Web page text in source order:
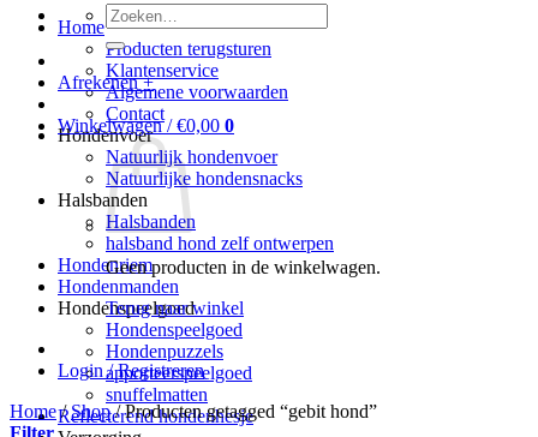
Home
Producten terugsturen
Klantenservice
Algemene voorwaarden
Contact
Hondenvoer
Natuurlijk hondenvoer
Natuurlijke hondensnacks
Halsbanden
Halsbanden
halsband hond zelf ontwerpen
Hondenriem
Hondenmanden
Hondenspeelgoed
Hondenspeelgoed
Hondenpuzzels
apporteerspeelgoed
snuffelmatten
Reflecterend hondenhesje
Zoeken
naar:
Afrekenen +
Winkelwagen /€0,00 0
Geen producten in de winkelwagen.
Terug naar winkel
Login / Registreren
Home / Shop /Producten getagged “gebit hond”
Filter